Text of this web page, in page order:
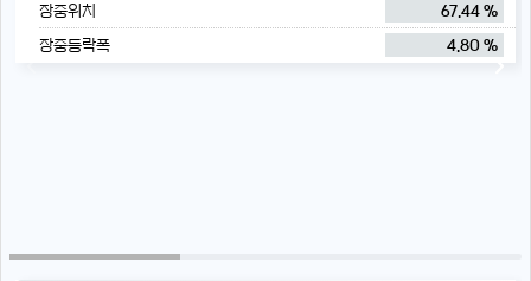
장중위치
67.44 %
장중등락폭
4.80 %